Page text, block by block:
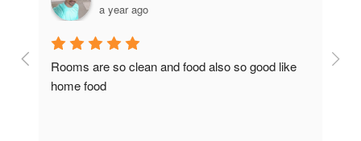
a year ago
Rooms are so clean and food also so good like
home food
So